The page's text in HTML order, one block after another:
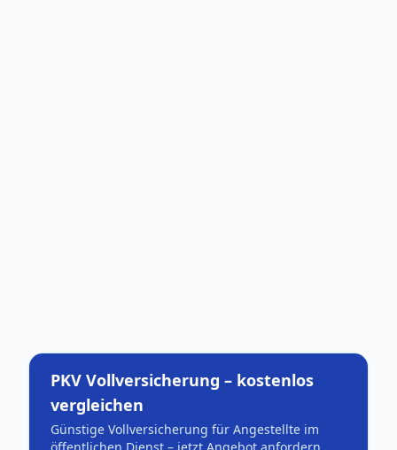
PKV Vollversicherung – kostenlos
vergleichen
Günstige Vollversicherung für Angestellte im